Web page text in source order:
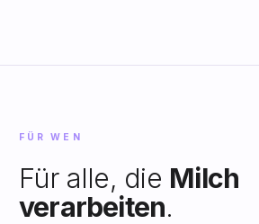
FÜR WEN
Für alle, die Milch
verarbeiten.